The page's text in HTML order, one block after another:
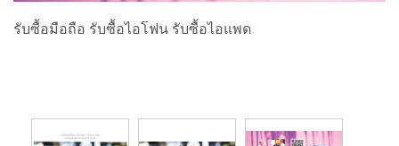
รับซื้อมือถือ รับซื้อไอโฟน รับซื้อไอแพด